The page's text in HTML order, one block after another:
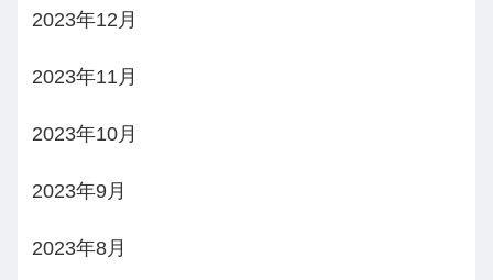
2023年12月
2023年11月
2023年10月
2023年9月
2023年8月